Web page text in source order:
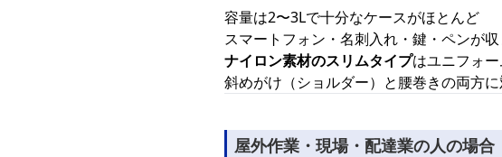
容量は2〜3Lで十分なケースがほとんど
スマートフォン・名刺入れ・鍵・ペンが
ナイロン素材のスリムタイプはユニフォ
斜めがけ（ショルダー）と腰巻きの両方
屋外作業・現場・配達業の人の場合